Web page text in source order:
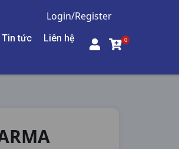
Login/Register
Tin tức Liên hệ 0